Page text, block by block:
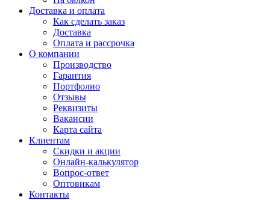
Доставка и оплата
Как сделать заказ
Доставка
Оплата и рассрочка
О компании
Производство
Гарантия
Портфолио
Отзывы
Реквизиты
Вакансии
Карта сайта
Клиентам
Скидки и акции
Онлайн-калькулятор
Вопрос-ответ
Оптовикам
Контакты